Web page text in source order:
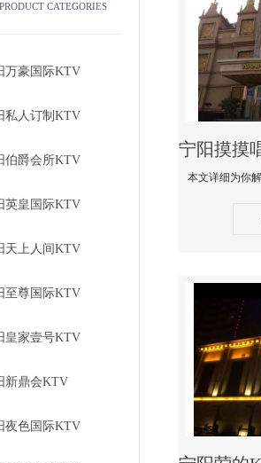
PRODUCT CATEGORIES
万豪国际KTV
私人订制KTV
伯爵会所KTV
英皇国际KTV
天上人间KTV
至尊国际KTV
皇家壹号KTV
新鼎会KTV
夜色国际KTV